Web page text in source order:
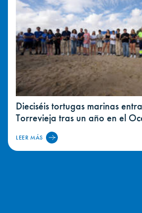
Dieciséis tortugas marinas
Torrevieja tras un año en el
LEER MÁS